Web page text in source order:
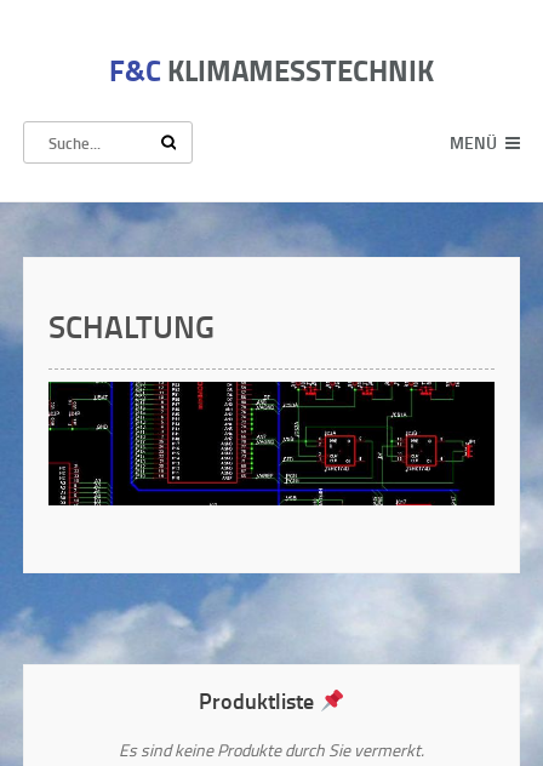
F&C KLIMAMESSTECHNIK
MENÜ
SCHALTUNG
Produktliste
Es sind keine Produkte durch Sie vermerkt.